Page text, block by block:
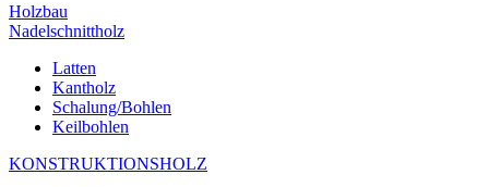
Holzbau
Nadelschnittholz
Latten
Kantholz
Schalung/Bohlen
Keilbohlen
KONSTRUKTIONSHOLZ